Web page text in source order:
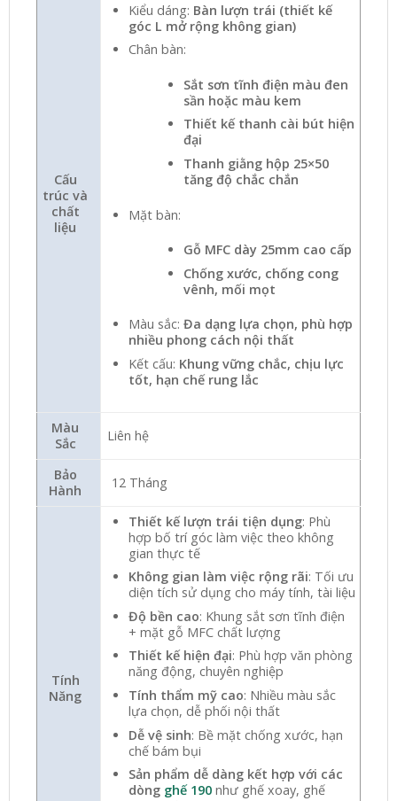
Cấu
trúc và
chất
liệu
Kiểu dáng: Bàn lượn trái (thiết kế
góc L mở rộng không gian)
Chân bàn:
Sắt sơn tĩnh điện màu đen
sần hoặc màu kem
Thiết kế thanh cài bút hiện
đại
Thanh giằng hộp 25×50
tăng độ chắc chắn
Mặt bàn:
Gỗ MFC dày 25mm cao cấp
Chống xước, chống cong
vênh, mối mọt
Màu sắc: Đa dạng lựa chọn, phù hợp
nhiều phong cách nội thất
Kết cấu: Khung vững chắc, chịu lực
tốt, hạn chế rung lắc
Màu
Sắc
Liên hệ
Bảo
Hành
12 Tháng
Tính
Năng
Thiết kế lượn trái tiện dụng: Phù
hợp bố trí góc làm việc theo không
gian thực tế
Không gian làm việc rộng rãi: Tối ưu
diện tích sử dụng cho máy tính, tài liệu
Độ bền cao: Khung sắt sơn tĩnh điện
+ mặt gỗ MFC chất lượng
Thiết kế hiện đại: Phù hợp văn phòng
năng động, chuyên nghiệp
Tính thẩm mỹ cao: Nhiều màu sắc
lựa chọn, dễ phối nội thất
Dễ vệ sinh: Bề mặt chống xước, hạn
chế bám bụi
Sản phẩm dễ dàng kết hợp với các
dòng ghế 190như ghế xoay, ghế